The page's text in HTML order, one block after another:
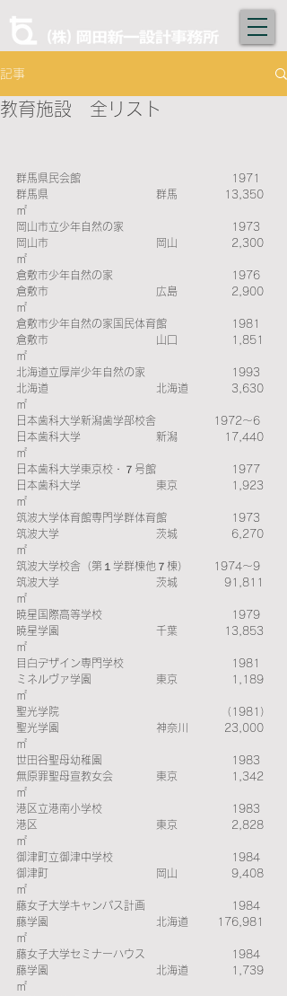
記事
教育施設 全リスト
群馬県民会館　　　　　　　　　　　　　　1971
群馬県　　　　　　　　　　群馬　　　　 13,350
㎡
岡山市立少年自然の家　　　　　　　　　　1973
岡山市　　　　　　　　　　岡山　　　　　2,300
㎡
倉敷市少年自然の家　　　　　　　　　　　1976
倉敷市　　　　　　　　　　広島　　　　　2,900
㎡
倉敷市少年自然の家国民体育館　　　　　　1981
倉敷市　　　　　　　　　　山口　　　　　1,851
㎡
北海道立厚岸少年自然の家　　　　　　　　1993
北海道　　　　　　　　　　北海道　　　　3,630
㎡
日本歯科大学新潟歯学部校舎　　　　　 1972～6
日本歯科大学　　　　　　　新潟　　　　 17,440
㎡
日本歯科大学東京校・７号館　　　　　　　1977
日本歯科大学　　　　　　　東京　　　　　1,923
㎡
筑波大学体育館専門学群体育館　　　　　　1973
筑波大学　　　　　　　　　茨城　　　　　6,270
㎡
筑波大学校舎（第１学群棟他７棟）　　 1974～9
筑波大学　　　　　　　　　茨城　　　　 91,811
㎡
暁星国際高等学校　　　　　　　　　　　　1979
暁星学園　　　　　　　　　千葉　　　　 13,853
㎡
目白デザイン専門学校　　　　　　　　　　1981
ミネルヴァ学園　　　　　　東京　　　　　1,189
㎡
聖光学院 　　　　　　　　　　　　　　  （1981）
聖光学園　　　　　　　　　神奈川　　　 23,000
㎡
世田谷聖母幼稚園　　　　　　　　　　　　1983
無原罪聖母宣教女会　　　　東京　　　　　1,342
㎡
港区立港南小学校　　　　　　　　　　　　1983
港区　　　　　　　　　　　東京　　　　　2,828
㎡
御津町立御津中学校　　　　　　　　　　　1984
御津町　　　　　　　　　　岡山　　　　　9,408
㎡
藤女子大学キャンパス計画　　　　　　　　1984
藤学園　　　　　　　　　　北海道　　  176,981
㎡
藤女子大学セミナーハウス　　　　　　　　1984
藤学園　　　　　　　　　　北海道　　　　1,739
㎡